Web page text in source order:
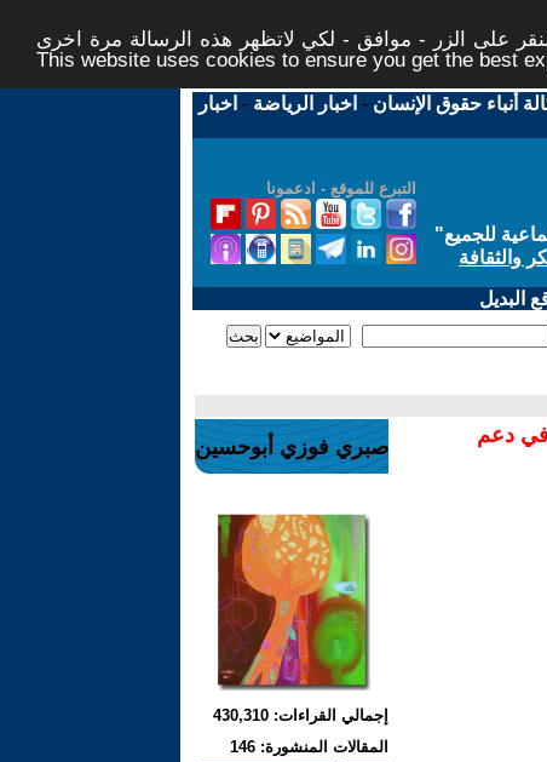
على الزر - موافق - لكي لاتظهر هذه الرسالة مرة اخرى -
This website uses cookies to ensure you get the best
أنباء حقوق الإنسان - اخبار الرياضة - اخبار
التبرع للموقع - ادعمونا
للجميع"
والثقافة
البديل
في دعم
صبري فوزي أبوحسين
إجمالي القراءات: 430,310
المقالات المنشورة: 146